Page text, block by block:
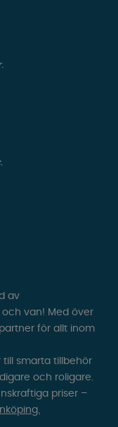
av
van! Med över
för allt inom
till smarta tillbehör
och roligare.
priser –